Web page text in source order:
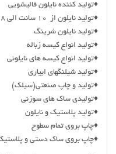
♦️تولید کننده نایلون قالیشویی
♦️تولید نایلون از 10 سانت الی 8 متر
♦️تولید نایلون شرینگ
♦️تولید انواع کیسه زباله
♦️تولید انواع کیسه های نایلونی
♦️تولید شیلنگهای ابیاری
♦️تولید و چاپ صنعتی(سیلک)
♦️تولیدی ساک های سوزنی
♦️تولید پلاستیک و نایلون
♦️چاپ بروی تمام سطوح
♦️چاپ بروی ساک دستی و